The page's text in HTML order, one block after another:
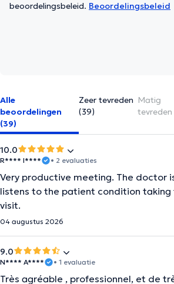
beoordelingsbeleid. Beoordelingsbeleid
Alle
beoordelingen
(39)
Zeer tevreden
(39)
Matig
10.0
R**** I**** • 2 evaluaties
Very productive meeting. The doctor
listens to the patient condition
visit.
04 augustus 2026
9.0
N**** A**** • 1 evaluatie
Très agréable , professionnel, et de